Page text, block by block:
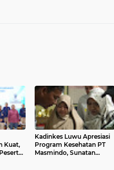
Kuat,
Kadinkes Luwu Apresiasi
Program Kesehatan PT
Masmindo, Sunatan